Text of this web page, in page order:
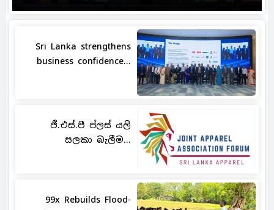
Sri Lanka strengthens
business confidence...
ජී.එස්.පී ප්ලස් යලි
සලකා බැලීම...
99x Rebuilds Flood-